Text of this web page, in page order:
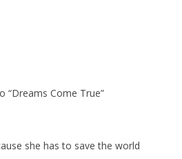
“Dreams Come True”
she has to save the world